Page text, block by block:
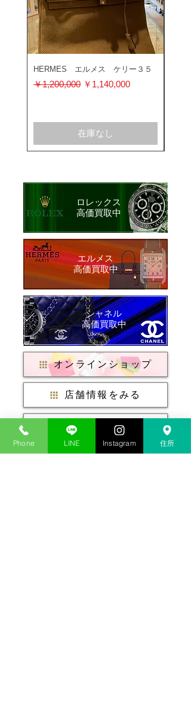
HERMES エルメス ケリー３５
通常価格
￥1,200,000 セール価格
￥1,140,000
在庫なし
ロレックス
​高価買取中
​エルメス
​高価買取中
シャネル
​高価買取中
オンラインショップ
店舗情報をみる
店頭買取はこちら
出張買取について
Phone LINE Instagram 住所